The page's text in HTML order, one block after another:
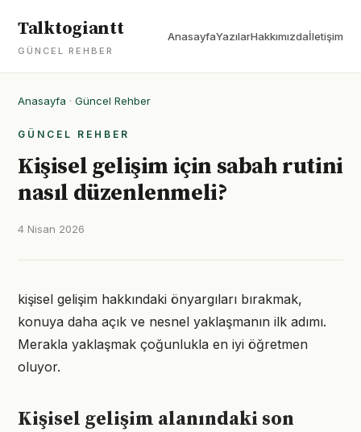
Talktogiantt
GÜNCEL REHBER
AnasayfaYazılarHakkımızdaİletişim
Anasayfa · Güncel Rehber
GÜNCEL REHBER
Kişisel gelişim için sabah rutini
nasıl düzenlenmeli?
4 Nisan 2026
kişisel gelişim hakkındaki önyargıları bırakmak,
konuya daha açık ve nesnel yaklaşmanın ilk adımı.
Merakla yaklaşmak çoğunlukla en iyi öğretmen
oluyor.
Kişisel gelişim alanındaki son